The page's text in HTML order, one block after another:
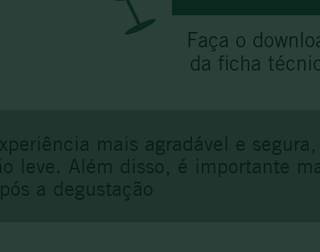
Faça o
da ficha
mais agradável e
leve. Além disso, é importante
a degustação